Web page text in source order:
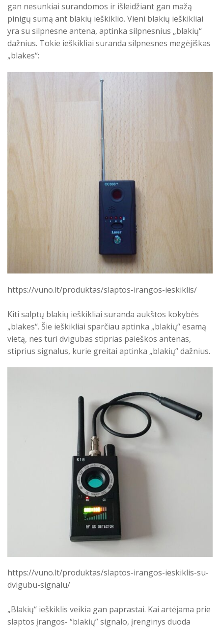
gan nesunkiai surandomos ir išleidžiant gan mažą
pinigų sumą ant blakių ieškiklio. Vieni blakių ieškikliai
yra su silpnesne antena, aptinka silpnesnius „blakių“
dažnius. Tokie ieškikliai suranda silpnesnes megėjiškas
„blakes“:
https://vuno.lt/produktas/slaptos-irangos-ieskiklis/
Kiti salptų blakių ieškikliai suranda aukštos kokybės
„blakes“. Šie ieškikliai sparčiau aptinka „blakių“ esamą
vietą, nes turi dvigubas stiprias paieškos antenas,
stiprius signalus, kurie greitai aptinka „blakių“ dažnius.
https://vuno.lt/produktas/slaptos-irangos-ieskiklis-su-
dvigubu-signalu/
„Blakių“ ieškiklis veikia gan paprastai. Kai artėjama prie
slaptos įrangos- “blakių” signalo, įrenginys duoda